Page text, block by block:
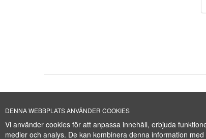
DENNA WEBBPLATS ANVÄNDER COOKIES
Vi använder cookies för att anpassa innehåll, erbjuda
medier och analys. De kan kombinera denna information